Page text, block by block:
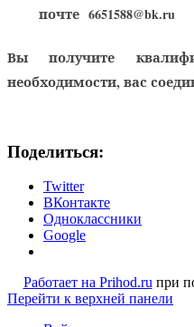
почте 6651588@bk.ru
Вы получите
необходимости, вас
Поделиться:
Twitter
ВКонтакте
Одноклассники
Google
Работает на Prihod.ru при
Перейти к верхней панели